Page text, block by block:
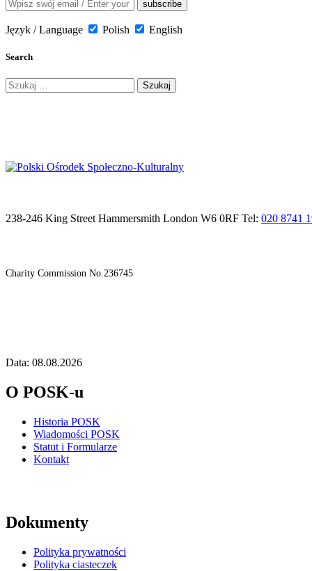
Język / Language Polish English
Search
Szukaj:
238-246 King Street Hammersmith London W6 0RF Tel: 020 8741
Charity Commission No.236745
Data: 08.08.2026
O POSK-u
Historia POSK
Wiadomości POSK
Statut i Formularze
Kontakt
Dokumenty
Polityka prywatności
Polityka ciasteczek